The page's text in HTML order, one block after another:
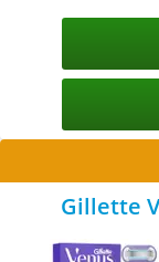
Gillette